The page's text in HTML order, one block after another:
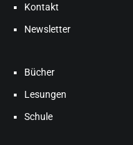
Kontakt
Newsletter
Bücher
Lesungen
Schule